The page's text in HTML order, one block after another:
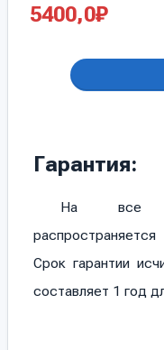
5400,0₽
Гарантия:
На все
Срок гарантии
составляет 1 год